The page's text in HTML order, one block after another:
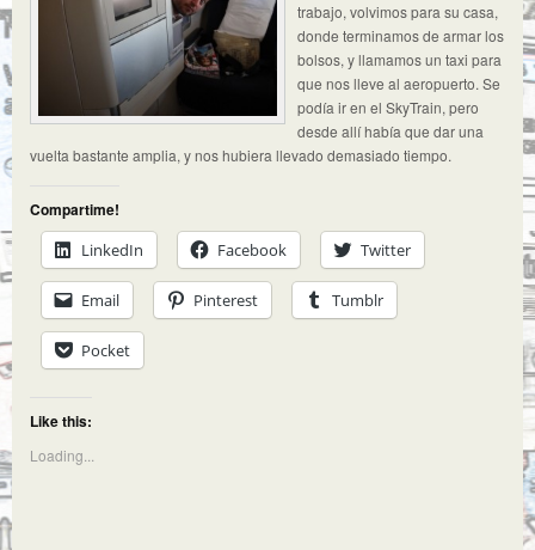
trabajo, volvimos para su casa,
donde terminamos de armar los
bolsos, y llamamos un taxi para
que nos lleve al aeropuerto. Se
podía ir en el SkyTrain, pero
desde allí había que dar una
vuelta bastante amplia, y nos hubiera llevado demasiado tiempo.
Compartime!
LinkedIn
Facebook Twitter
Email Pinterest Tumblr
Pocket
Like this:
Loading...